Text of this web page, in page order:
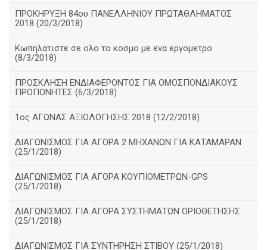
ΠΡΟΚΗΡΥΞΗ 84ου ΠΑΝΕΛΛΗΝΙΟΥ ΠΡΩΤΑΘΛΗΜΑΤΟΣ
2018 (20/3/2018)
Κωπηλατιστε σε ολο το κοσμο με ενα εργομετρο
(8/3/2018)
ΠΡΟΣΚΛΗΣΗ ΕΝΔΙΑΦΕΡΟΝΤΟΣ ΓΙΑ ΟΜΟΣΠΟΝΔΙΑΚΟΥΣ
ΠΡΟΠΟΝΗΤΕΣ (6/3/2018)
1ος ΑΓΩΝΑΣ ΑΞΙΟΛΟΓΗΣΗΣ 2018 (12/2/2018)
ΔΙΑΓΩΝΙΣΜΟΣ ΓΙΑ ΑΓΟΡΑ 2 ΜΗΧΑΝΩΝ ΓΙΑ ΚΑΤΑΜΑΡΑΝ
(25/1/2018)
ΔΙΑΓΩΝΙΣΜΟΣ ΓΙΑ ΑΓΟΡΑ ΚΟΥΠΙΟΜΕΤΡΩΝ-GPS
(25/1/2018)
ΔΙΑΓΩΝΙΣΜΟΣ ΓΙΑ ΑΓΟΡΑ ΣΥΣΤΗΜΑΤΩΝ ΟΡΙΟΘΕΤΗΣΗΣ
(25/1/2018)
ΔΙΑΓΩΝΙΣΜΟΣ ΓΙΑ ΣΥΝΤΗΡΗΣΗ ΣΤΙΒΟΥ (25/1/2018)